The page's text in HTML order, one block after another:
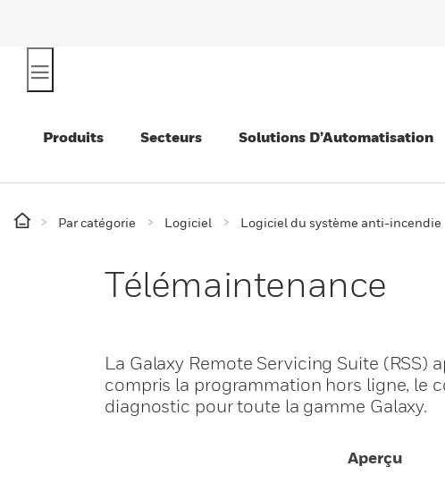
Produits Secteurs Solutions D’Automatisation
Par catégorie Logiciel Logiciel du système anti-incendie
Télémaintenance
La Galaxy Remote Servicing Suite
compris la programmation hors ligne, le
diagnostic pour toute la gamme Galaxy.
Aperçu